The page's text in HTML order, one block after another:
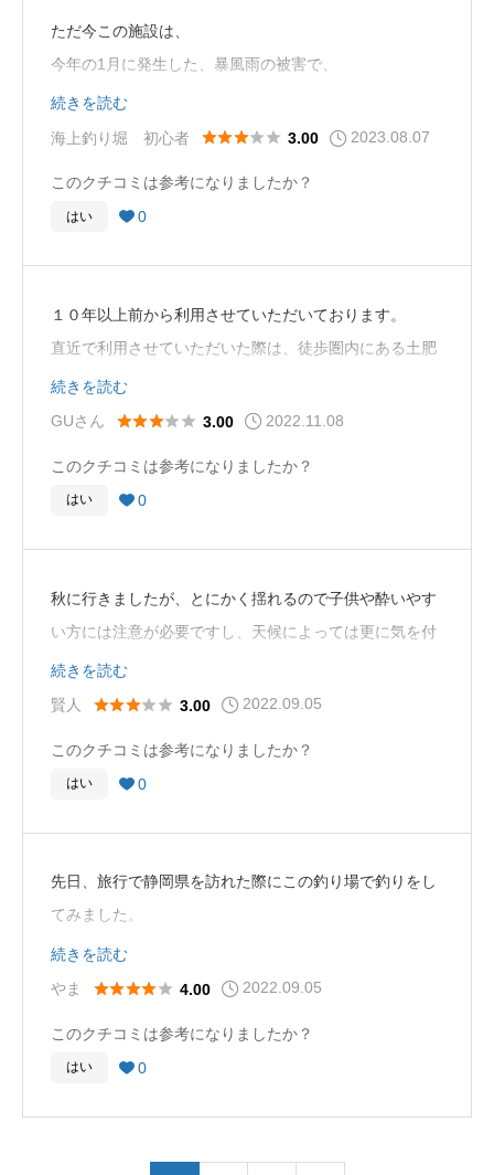
ただ今この施設は、
今年の1月に発生した、暴風雨の被害で、
倒壊しているため、営業不能となっているそうです。
何とか再建出来ると良いです。と思います。
続きを読む
海上釣り堀 初心者
 3.00 2023.08.07
このクチコミは参考になりましたか？
はい  0
１０年以上前から利用させていただいております。
直近で利用させていただいた際は、徒歩圏内にある土肥
温泉旅館に宿泊し、朝風呂に入り、その後徒歩で会場釣
り堀へ向かいました。
時のわくわくを味わってもらうことができてよかったで
繁忙期はすこし込み合いますのでご注意を。
続きを読む
GUさん
 3.00 2022.11.08
このクチコミは参考になりましたか？
はい  0
秋に行きましたが、とにかく揺れるので子供や酔いやす
い方には注意が必要ですし、天候によっては更に気を付
けないといけないです。しかし、毎回のように様々な魚
が非常に沢山釣れますし、完全に手ぶらで行けるので釣
きるので助かります。
続きを読む
賢人
 3.00 2022.09.05
このクチコミは参考になりましたか？
はい  0
先日、旅行で静岡県を訪れた際にこの釣り場で釣りをし
てみました。
口コミサイトで調べるとよく釣れると評判のようでした
が、本当にたくさん釣ることができました。
手ぶらで行って気軽に楽しめるところも良いと思いま
続きを読む
やま
 4.00 2022.09.05
このクチコミは参考になりましたか？
はい  0